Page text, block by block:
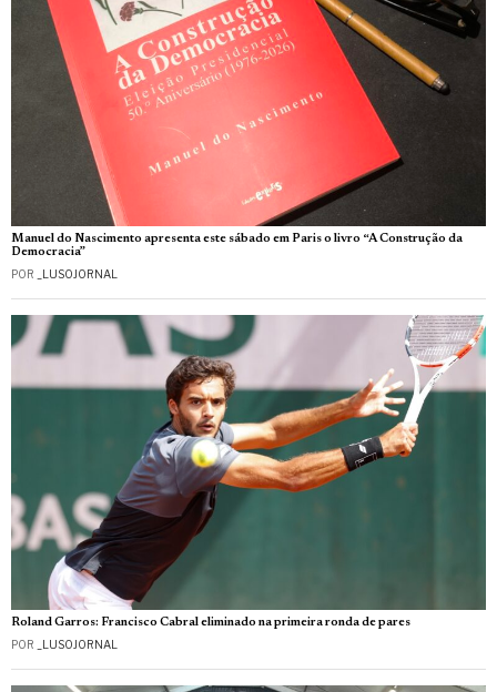
Manuel do Nascimento apresenta este sábado em Paris o livro “A Construção da
Democracia”
POR _LUSOJORNAL
Roland Garros: Francisco Cabral eliminado na primeira ronda de pares
POR _LUSOJORNAL